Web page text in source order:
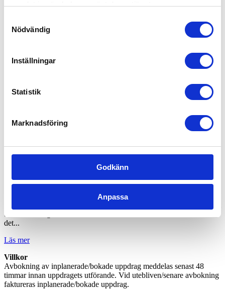
samlat in när du har använt deras tjänster.
Nödvändig
Inställningar
Statistik
Marknadsföring
Godkänn
Anpassa
Trädgårdsskötsel
Häckklippning
Andra kunder tycker om...
Trädbeskärning
trädbeskärning i Falun. 55Plus tar hand om både det estetiska och
det...
Läs mer
Villkor
Avbokning av inplanerade/bokade uppdrag meddelas senast 48
timmar innan uppdragets utförande. Vid utebliven/senare avbokning
faktureras inplanerade/bokade uppdrag.